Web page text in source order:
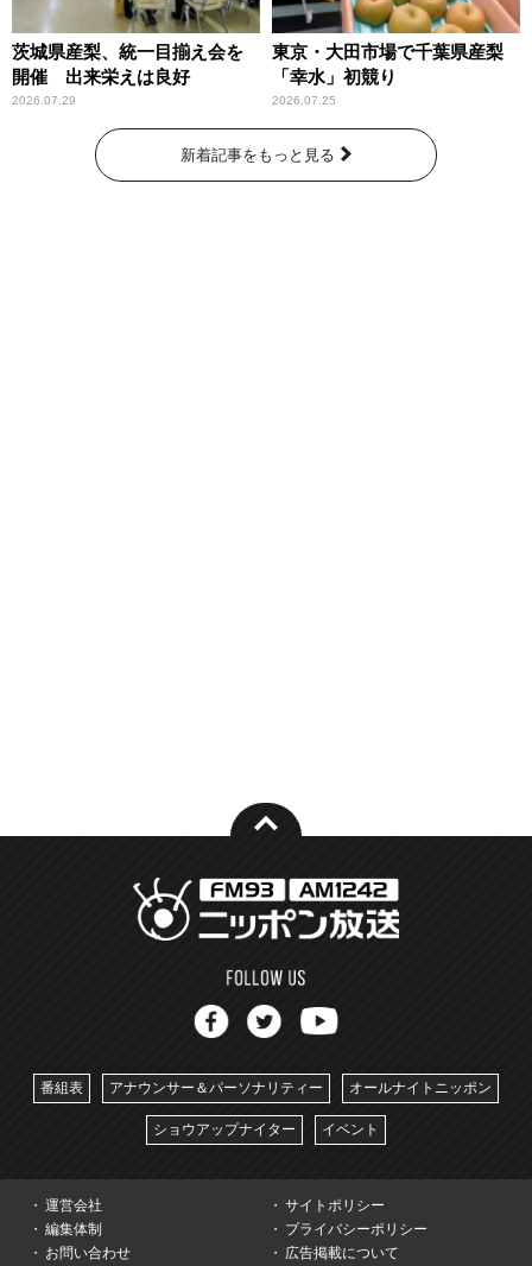
茨城県産梨、統一目揃え会を
開催 出来栄えは良好
2026.07.29
東京・大田市場で千葉県産梨
「幸水」初競り
2026.07.25
新着記事をもっと見る
番組表 アナウンサー＆パーソナリティー オールナイトニッポン
ショウアップナイター イベント
運営会社
サイトポリシー
編集体制
プライバシーポリシー
お問い合わせ
広告掲載について